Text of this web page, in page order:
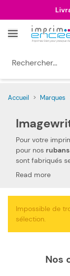
Menu
Accueil > Marques
Pour votre
pour nos
sont fabriqués selon les spécifications Apple, ainsi que
selon les normes
d'impressions
Nos
idéal pour
Read more
Impossible de
sélection.
Nos